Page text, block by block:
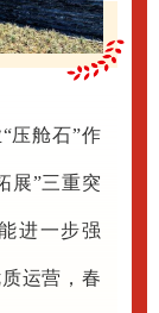
压舱石”作
展”三重突
进一步强
运营，春